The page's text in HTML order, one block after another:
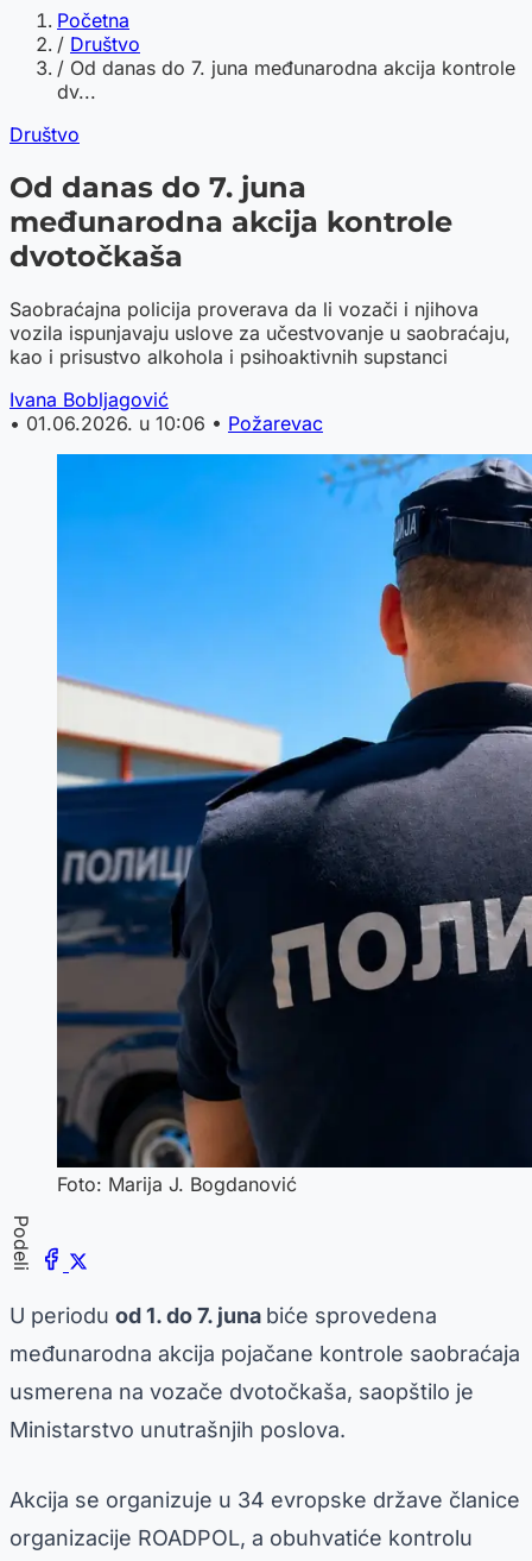
Početna
/ Društvo
/ Od danas do 7. juna međunarodna akcija kontrole
dv...
Društvo
Od danas do 7. juna
međunarodna akcija kontrole
dvotočkaša
Saobraćajna policija proverava da li vozači i njihova
vozila ispunjavaju uslove za učestvovanje u saobraćaju,
kao i prisustvo alkohola i psihoaktivnih supstanci
Ivana Bobljagović
• 01.06.2026. u 10:06 • Požarevac
Foto: Marija J. Bogdanović
Podeli
U periodu od 1. do 7. juna biće sprovedena
međunarodna akcija pojačane kontrole saobraćaja
usmerena na vozače dvotočkaša, saopštilo je
Ministarstvo unutrašnjih poslova.
Akcija se organizuje u 34 evropske države članice
organizacije ROADPOL, a obuhvatiće kontrolu